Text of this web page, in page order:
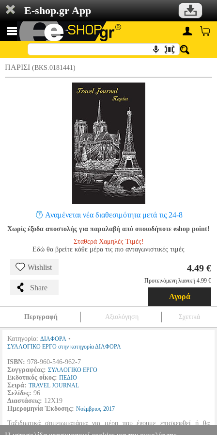
E-shop.gr App
ΠΑΡΙΣΙ (BKS.0181441)
Αναμένεται νέα διαθεσιμότητα μετά τις 24-8
Χωρίς έξοδα αποστολής για παραλαβή από οποιοδήποτε eshop point!
Σταθερά Χαμηλές Τιμές!
Εδώ θα βρείτε κάθε μέρα τις πιο ανταγωνιστικές τιμές
Wishlist
Share
4.49 €
Προτεινόμενη λιανική 4.99 €
Αγορά
Περιγραφή Αξιολόγηση Σχετικά
Κατηγορία: ΔΙΑΦΟΡΑ •
ΣΥΛΛΟΓΙΚΟ ΕΡΓΟ στην κατηγορία ΔΙΑΦΟΡΑ
ISBN: 978-960-546-962-7
Συγγραφέας: ΣΥΛΛΟΓΙΚΟ ΕΡΓΟ
Εκδοτικός οίκος: ΠΕΔΙΟ
Σειρά: TRAVEL JOURNAL
Σελίδες: 96
Διαστάσεις: 12Χ19
Ημερομηνία Έκδοσης: Νοέμβριος 2017
Ταξιδιωτικά σημειωματάρια για μέρη που έχουμε επισκεφθεί ή θα
θέλαμε να επισκεφθούμε, διανθισμένα με υπέροχα σκίτσα και